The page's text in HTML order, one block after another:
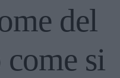
del
come si